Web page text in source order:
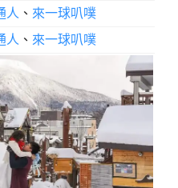
人 、 來一球叭噗
人 、 來一球叭噗